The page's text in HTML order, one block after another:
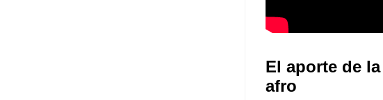
El aporte de
afro